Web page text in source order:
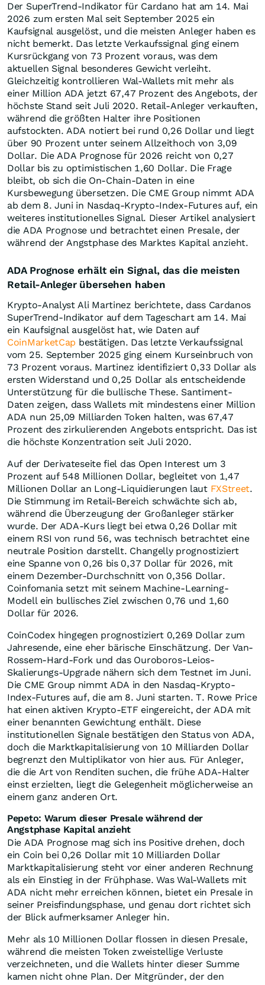
Der SuperTrend-Indikator für Cardano hat am 14. Mai
2026 zum ersten Mal seit September 2025 ein
Kaufsignal ausgelöst, und die meisten Anleger haben es
nicht bemerkt. Das letzte Verkaufssignal ging einem
Kursrückgang von 73 Prozent voraus, was dem
aktuellen Signal besonderes Gewicht verleiht.
Gleichzeitig kontrollieren Wal-Wallets mit mehr als
einer Million ADA jetzt 67,47 Prozent des Angebots, der
höchste Stand seit Juli 2020. Retail-Anleger verkauften,
während die größten Halter ihre Positionen
aufstockten. ADA notiert bei rund 0,26 Dollar und liegt
über 90 Prozent unter seinem Allzeithoch von 3,09
Dollar. Die ADA Prognose für 2026 reicht von 0,27
Dollar bis zu optimistischen 1,60 Dollar. Die Frage
bleibt, ob sich die On-Chain-Daten in eine
Kursbewegung übersetzen. Die CME Group nimmt ADA
ab dem 8. Juni in Nasdaq-Krypto-Index-Futures auf, ein
weiteres institutionelles Signal. Dieser Artikel analysiert
die ADA Prognose und betrachtet einen Presale, der
während der Angstphase des Marktes Kapital anzieht.
ADA Prognose erhält ein Signal, das die meisten
Retail-Anleger übersehen haben
Krypto-Analyst Ali Martinez berichtete, dass Cardanos
SuperTrend-Indikator auf dem Tageschart am 14. Mai
ein Kaufsignal ausgelöst hat, wie Daten auf
CoinMarketCap bestätigen. Das letzte Verkaufssignal
vom 25. September 2025 ging einem Kurseinbruch von
73 Prozent voraus. Martinez identifiziert 0,33 Dollar als
ersten Widerstand und 0,25 Dollar als entscheidende
Unterstützung für die bullische These. Santiment-
Daten zeigen, dass Wallets mit mindestens einer Million
ADA nun 25,09 Milliarden Token halten, was 67,47
Prozent des zirkulierenden Angebots entspricht. Das ist
die höchste Konzentration seit Juli 2020.
Auf der Derivateseite fiel das Open Interest um 3
Prozent auf 548 Millionen Dollar, begleitet von 1,47
Millionen Dollar an Long-Liquidierungen laut FXStreet.
Die Stimmung im Retail-Bereich schwächte sich ab,
während die Überzeugung der Großanleger stärker
wurde. Der ADA-Kurs liegt bei etwa 0,26 Dollar mit
einem RSI von rund 56, was technisch betrachtet eine
neutrale Position darstellt. Changelly prognostiziert
eine Spanne von 0,26 bis 0,37 Dollar für 2026, mit
einem Dezember-Durchschnitt von 0,356 Dollar.
Coinfomania setzt mit seinem Machine-Learning-
Modell ein bullisches Ziel zwischen 0,76 und 1,60
Dollar für 2026.
CoinCodex hingegen prognostiziert 0,269 Dollar zum
Jahresende, eine eher bärische Einschätzung. Der Van-
Rossem-Hard-Fork und das Ouroboros-Leios-
Skalierungs-Upgrade nähern sich dem Testnet im Juni.
Die CME Group nimmt ADA in den Nasdaq-Krypto-
Index-Futures auf, die am 8. Juni starten. T. Rowe Price
hat einen aktiven Krypto-ETF eingereicht, der ADA mit
einer benannten Gewichtung enthält. Diese
institutionellen Signale bestätigen den Status von ADA,
doch die Marktkapitalisierung von 10 Milliarden Dollar
begrenzt den Multiplikator von hier aus. Für Anleger,
die die Art von Renditen suchen, die frühe ADA-Halter
einst erzielten, liegt die Gelegenheit möglicherweise an
einem ganz anderen Ort.
Pepeto: Warum dieser Presale während der
Angstphase Kapital anzieht
Die ADA Prognose mag sich ins Positive drehen, doch
ein Coin bei 0,26 Dollar mit 10 Milliarden Dollar
Marktkapitalisierung steht vor einer anderen Rechnung
als ein Einstieg in der Frühphase. Was Wal-Wallets mit
ADA nicht mehr erreichen können, bietet ein Presale in
seiner Preisfindungsphase, und genau dort richtet sich
der Blick aufmerksamer Anleger hin.
Mehr als 10 Millionen Dollar flossen in diesen Presale,
während die meisten Token zweistellige Verluste
verzeichneten, und die Wallets hinter dieser Summe
kamen nicht ohne Plan. Der Mitgründer, der den